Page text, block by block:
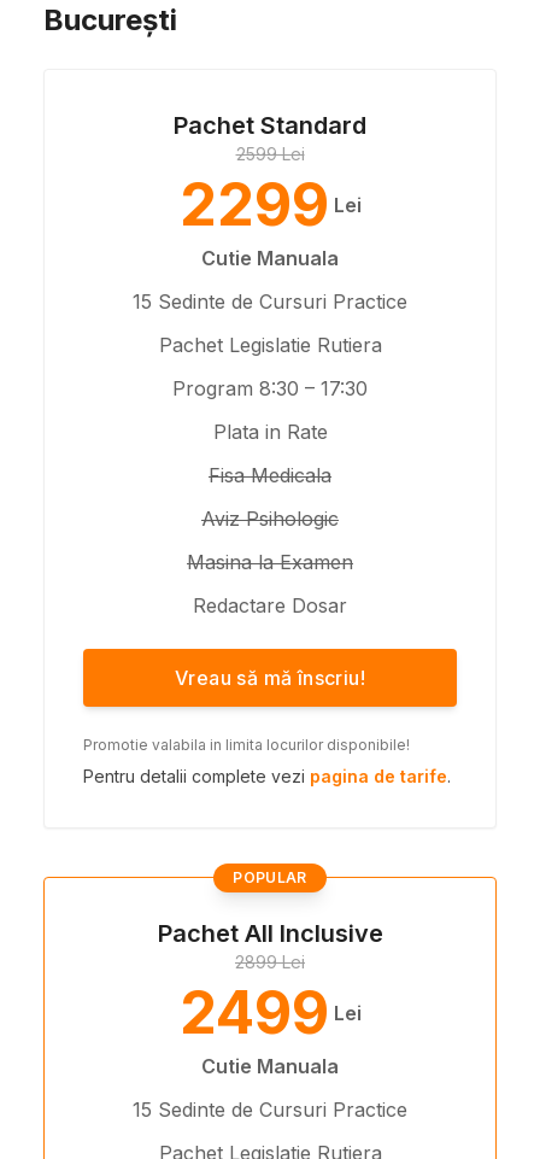
București
Pachet Standard
2599 Lei
2299 Lei
Cutie Manuala
15 Sedinte de Cursuri Practice
Pachet Legislatie Rutiera
Program 8:30 – 17:30
Plata in Rate
Fisa Medicala
Aviz Psihologic
Masina la Examen
Redactare Dosar
Vreau să mă înscriu!
Promotie valabila in limita locurilor disponibile!
Pentru detalii complete vezi pagina de tarife.
POPULAR
Pachet All Inclusive
2899 Lei
2499 Lei
Cutie Manuala
15 Sedinte de Cursuri Practice
Pachet Legislatie Rutiera